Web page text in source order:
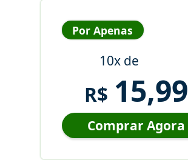
Por Apenas
10x de
R$ 15,99
Comprar Agora